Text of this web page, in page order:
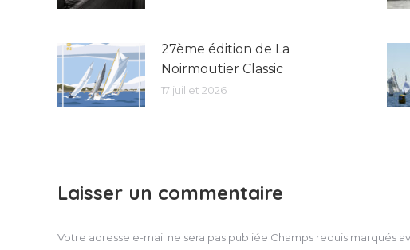
27ème édition de La
Noirmoutier Classic
17 juillet 2026
Laisser un commentaire
Votre adresse e-mail ne sera pas publiée Champs requis marqués